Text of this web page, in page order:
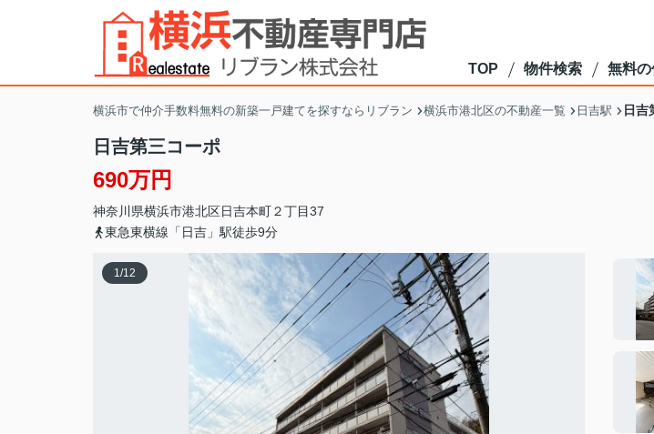
TOP 物件検索 無料の
横浜市で仲介手数料無料の新築一戸建てを探すならリブラン 横浜市港北区の不動産一覧 日吉駅 日吉
日吉第三コーポ
690万円
神奈川県横浜市港北区日吉本町２丁目37
東急東横線「日吉」駅徒歩9分
1/12